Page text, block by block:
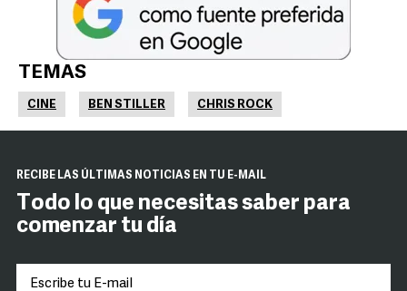
TEMAS
CINE BEN STILLER CHRIS ROCK
RECIBE LAS ÚLTIMAS NOTICIAS EN TU E-MAIL
Todo lo que necesitas saber para
comenzar tu día